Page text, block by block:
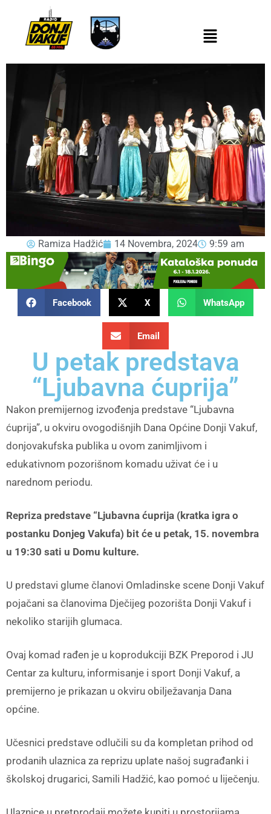
Ramiza Hadžić 14 Novembra, 2024 9:59 am
Facebook X WhatsApp
Email
U petak predstava
“Ljubavna ćuprija”
Nakon premijernog izvođenja predstave “Ljubavna
ćuprija”, u okviru ovogodišnjih Dana Općine Donji Vakuf,
donjovakufska publika u ovom zanimljivom i
edukativnom pozorišnom komadu uživat će i u
narednom periodu.
Repriza predstave “Ljubavna ćuprija (kratka igra o
postanku Donjeg Vakufa) bit će u petak, 15. novembra
u 19:30 sati u Domu kulture.
U predstavi glume članovi Omladinske scene Donji Vakuf
pojačani sa članovima Dječijeg pozorišta Donji Vakuf i
nekoliko starijih glumaca.
Ovaj komad rađen je u koprodukciji BZK Preporod i JU
Centar za kulturu, informisanje i sport Donji Vakuf, a
premijerno je prikazan u okviru obilježavanja Dana
općine.
Učesnici predstave odlučili su da kompletan prihod od
prodanih ulaznica za reprizu uplate našoj sugrađanki i
školskoj drugarici, Samili Hadžić, kao pomoć u liječenju.